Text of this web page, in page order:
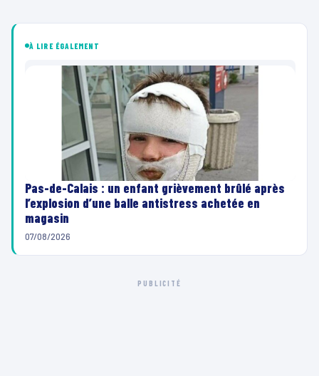
À LIRE ÉGALEMENT
Pas-de-Calais : un enfant grièvement brûlé après
l’explosion d’une balle antistress achetée en
magasin
07/08/2026
PUBLICITÉ